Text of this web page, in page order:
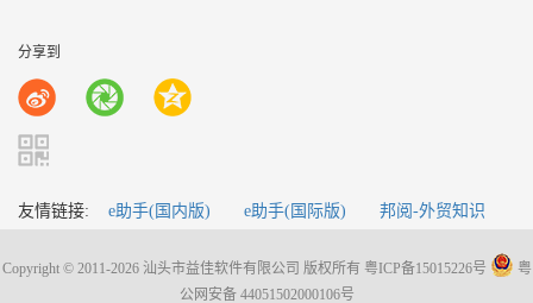
分享到
友情链接: e助手(国内版) e助手(国际版) 邦阅-外贸知识
Copyright © 2011-2026 汕头市益佳软件有限公司 版权所有 粤ICP备15015226号
粤
公网安备 44051502000106号